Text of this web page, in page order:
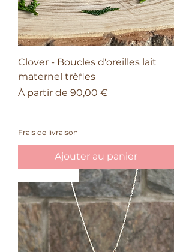
Clover - Boucles d'oreilles lait
maternel trèfles
À partir de 90,00 €
Prix promotionnel
Frais de livraison
Ajouter au panier